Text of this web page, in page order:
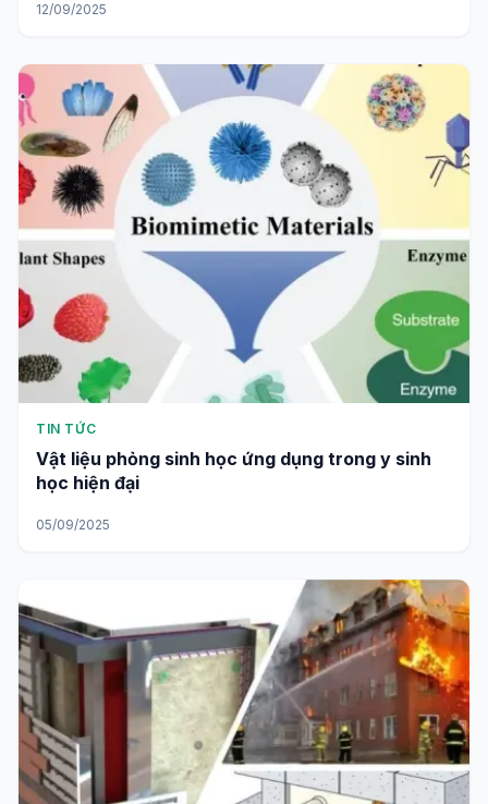
12/09/2025
TIN TỨC
Vật liệu phỏng sinh học ứng dụng trong y sinh
học hiện đại
05/09/2025